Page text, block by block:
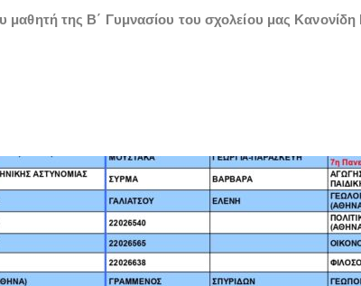
μαθητή της Β΄ Γυμνασίου του σχολείου μας